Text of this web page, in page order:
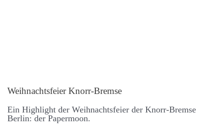
Weih­nachts­feier Knorr-Bremse
Ein High­light der Weih­nachts­feier der Knorr-Bremse
Berlin: der Paper­moon.